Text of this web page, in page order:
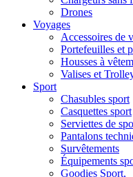
Drones
Voyages
Accessoires de
Portefeuilles et
Housses à
Valises et
Sport
Chasubles sport
Casquettes sport
Serviettes de
Pantalons
Survêtements
Équipements
Goodies Sport,